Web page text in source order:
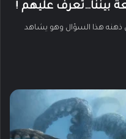
بيننا…تعرف عليهم !
هذا السؤال وهو يشاهد